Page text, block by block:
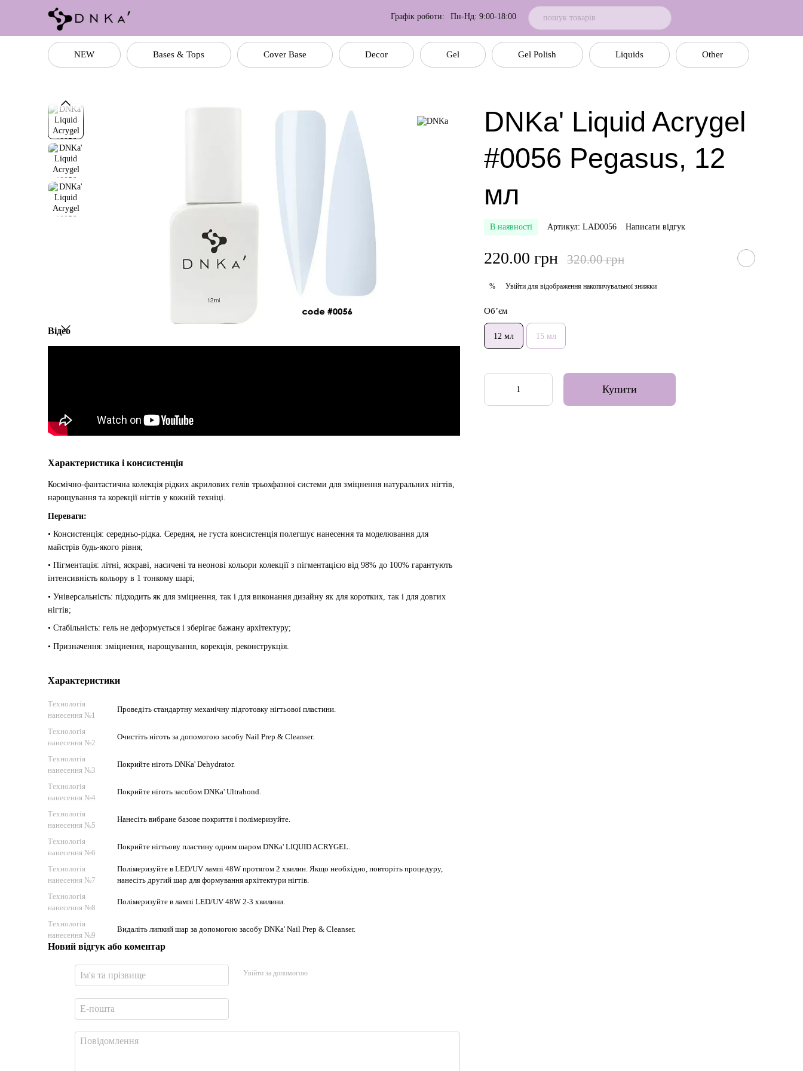
Перейти до основного контенту
Графік роботи:
Пн-Нд: 9:00-18:00
NEW Bases & Tops Cover Base Decor Gel Gel Polish Liquids Other
Відео
Характеристика і консистенція
Космічно-фантастична колекція рідких акрилових гелів трьохфазної системи для зміцнення натуральних нігтів,
нарощування та корекції нігтів у кожній техніці.
Переваги:
• Консистенція: середньо-рідка. Середня, не густа консистенція полегшує нанесення та моделювання для
майстрів будь-якого рівня;
• Пігментація: літні, яскраві, насичені та неонові кольори колекції з пігментацією від 98% до 100% гарантують
інтенсивність кольору в 1 тонкому шарі;
• Універсальність: підходить як для зміцнення, так і для виконання дизайну як для коротких, так і для довгих
нігтів;
• Стабільність: гель не деформується і зберігає бажану архітектуру;
• Призначення: зміцнення, нарощування, корекція, реконструкція.
Характеристики
Технологія
нанесення №1
Проведіть стандартну механічну підготовку нігтьової пластини.
Технологія
нанесення №2
Очистіть ніготь за допомогою засобу Nail Prep & Cleanser.
Технологія
нанесення №3
Покрийте ніготь DNKa' Dehydrator.
Технологія
нанесення №4
Покрийте ніготь засобом DNKa' Ultrabond.
Технологія
нанесення №5
Нанесіть вибране базове покриття і полімеризуйте.
Технологія
нанесення №6
Покрийте нігтьову пластину одним шаром DNKa' LIQUID ACRYGEL.
Технологія
нанесення №7
Полімеризуйте в LED/UV лампі 48W протягом 2 хвилин. Якщо необхідно, повторіть процедуру,
нанесіть другий шар для формування архітектури нігтів.
Технологія
нанесення №8
Полімеризуйте в лампі LED/UV 48W 2-3 хвилини.
Технологія
нанесення №9
Видаліть липкий шар за допомогою засобу DNKa' Nail Prep & Cleanser.
Новий відгук або коментар
Увійти за допомогою
DNKa' Liquid Acrygel
#0056 Pegasus, 12
мл
В наявності Артикул: LAD0056 Написати відгук
220.00 грн 320.00 грн
% Увійти для відображення накопичувальної знижки
Об’єм
12 мл 15 мл
Купити